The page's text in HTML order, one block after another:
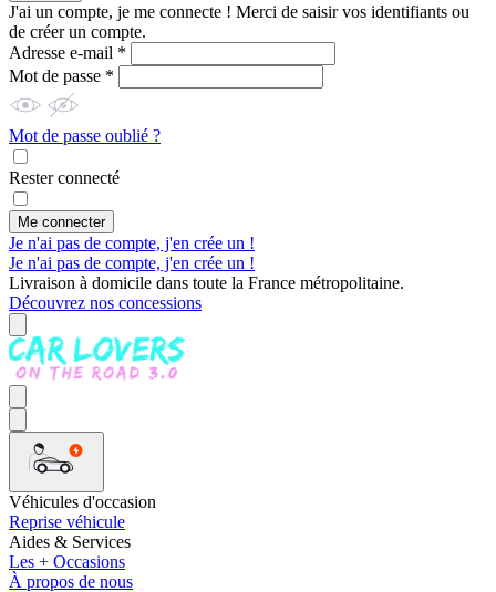
J'ai un compte, je me connecte ! Merci de saisir vos identifiants ou
de créer un compte.
Adresse e-mail *
Mot de passe *
Mot de passe oublié ?
Rester connecté
Me connecter
Je n'ai pas de compte, j'en crée un !
Je n'ai pas de compte, j'en crée un !
Livraison à domicile dans toute la France métropolitaine.
Découvrez nos concessions
Véhicules d'occasion
Reprise véhicule
Aides & Services
Les + Occasions
À propos de nous